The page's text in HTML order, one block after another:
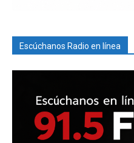
Escúchanos Radio en línea